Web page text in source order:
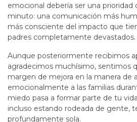
emocional debería ser una prioridad
minuto: una comunicación más
más consciente del impacto que
padres completamente devastados.
Aunque posteriormente recibimos
agradecimos muchísimo, sentimos
margen de mejora en la manera de
emocionalmente a las familias
miedo pasa a formar parte de tu
incluso estando rodeada de gente,
profundamente sola.